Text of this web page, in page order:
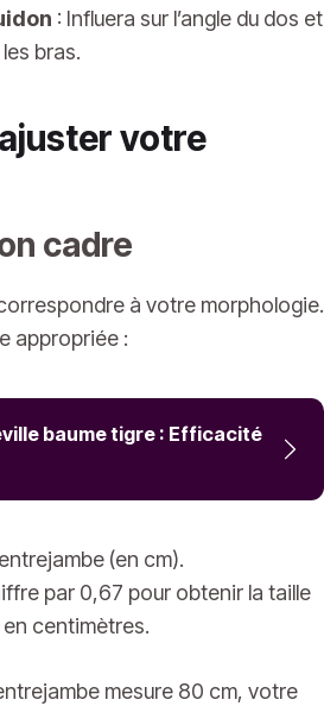
: Influera sur l’angle du dos et
bras.
votre
cadre
à votre morphologie.
appropriée :
baume tigre : Efficacité
(en cm).
par 0,67 pour obtenir la taille
centimètres.
mesure 80 cm, votre